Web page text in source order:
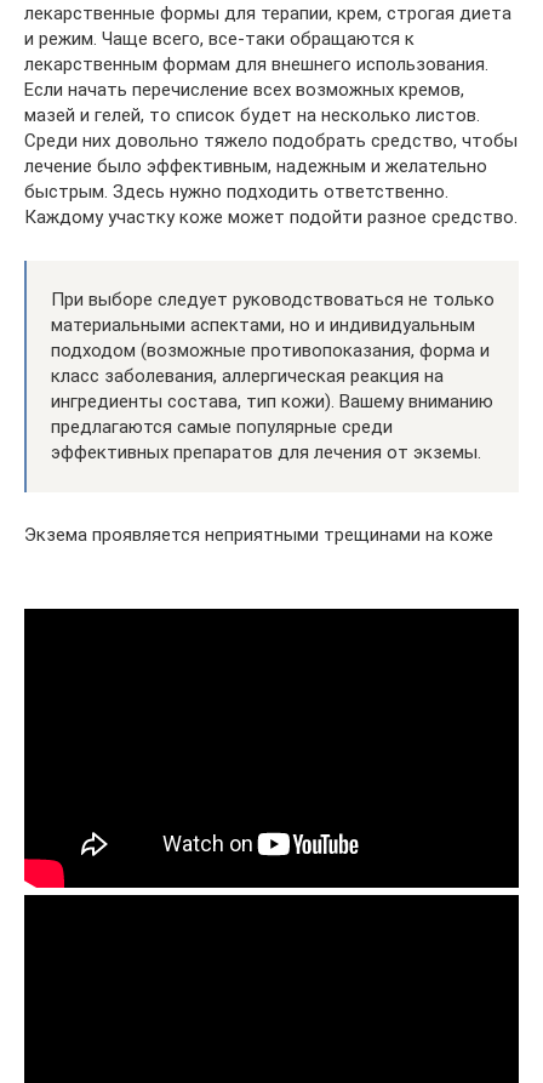
лекарственные формы для терапии, крем, строгая диета
и режим. Чаще всего, все-таки обращаются к
лекарственным формам для внешнего использования.
Если начать перечисление всех возможных кремов,
мазей и гелей, то список будет на несколько листов.
Среди них довольно тяжело подобрать средство, чтобы
лечение было эффективным, надежным и желательно
быстрым. Здесь нужно подходить ответственно.
Каждому участку коже может подойти разное средство.
При выборе следует руководствоваться не только
материальными аспектами, но и индивидуальным
подходом (возможные противопоказания, форма и
класс заболевания, аллергическая реакция на
ингредиенты состава, тип кожи). Вашему вниманию
предлагаются самые популярные среди
эффективных препаратов для лечения от экземы.
Экзема проявляется неприятными трещинами на коже